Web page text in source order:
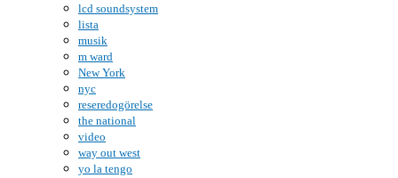
lcd soundsystem
lista
musik
m ward
New York
nyc
reseredogörelse
the national
video
way out west
yo la tengo